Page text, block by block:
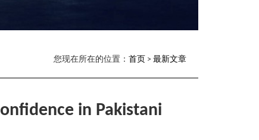
您现在所在的位置： 首页 > 最新文章
in Pakistani